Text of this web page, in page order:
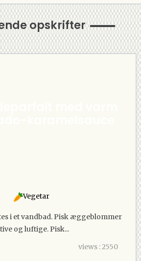
opskrifter
Vegetar
i et vandbad. Pisk æggeblommer
og luftige. Pisk...
views : 2550